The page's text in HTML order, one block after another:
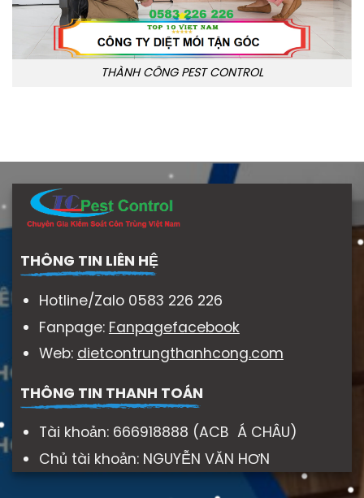
THÀNH CÔNG PEST CONTROL
THÔNG TIN LIÊN HỆ
Hotline/Zalo 0583 226 226
Fanpage: Fanpagefacebook
Web: dietcontrungthanhcong.com
THÔNG TIN THANH TOÁN
Tài khoản: 666918888 (ACB Á CHÂU)
Chủ tài khoản: NGUYỄN VĂN HƠN